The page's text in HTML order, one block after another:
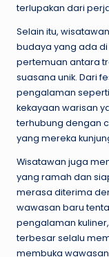
terlupakan dari
Selain itu,
budaya yang ada di
pertemuan antara
suasana unik. Dari
pengalaman
kekayaan warisan
terhubung dengan
yang mereka
Wisatawan juga
yang ramah dan
merasa diterima
wawasan baru
pengalaman
terbesar selalu
membuka